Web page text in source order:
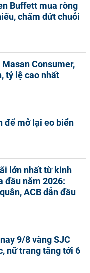
Buffett mua ròng
chấm dứt chuỗi
Consumer,
tỷ lệ cao nhất
để mở lại eo biển
lớn nhất từ kinh
đầu năm 2026:
ACB dẫn đầu
9/8 vàng SJC
nữ trang tăng tới 6